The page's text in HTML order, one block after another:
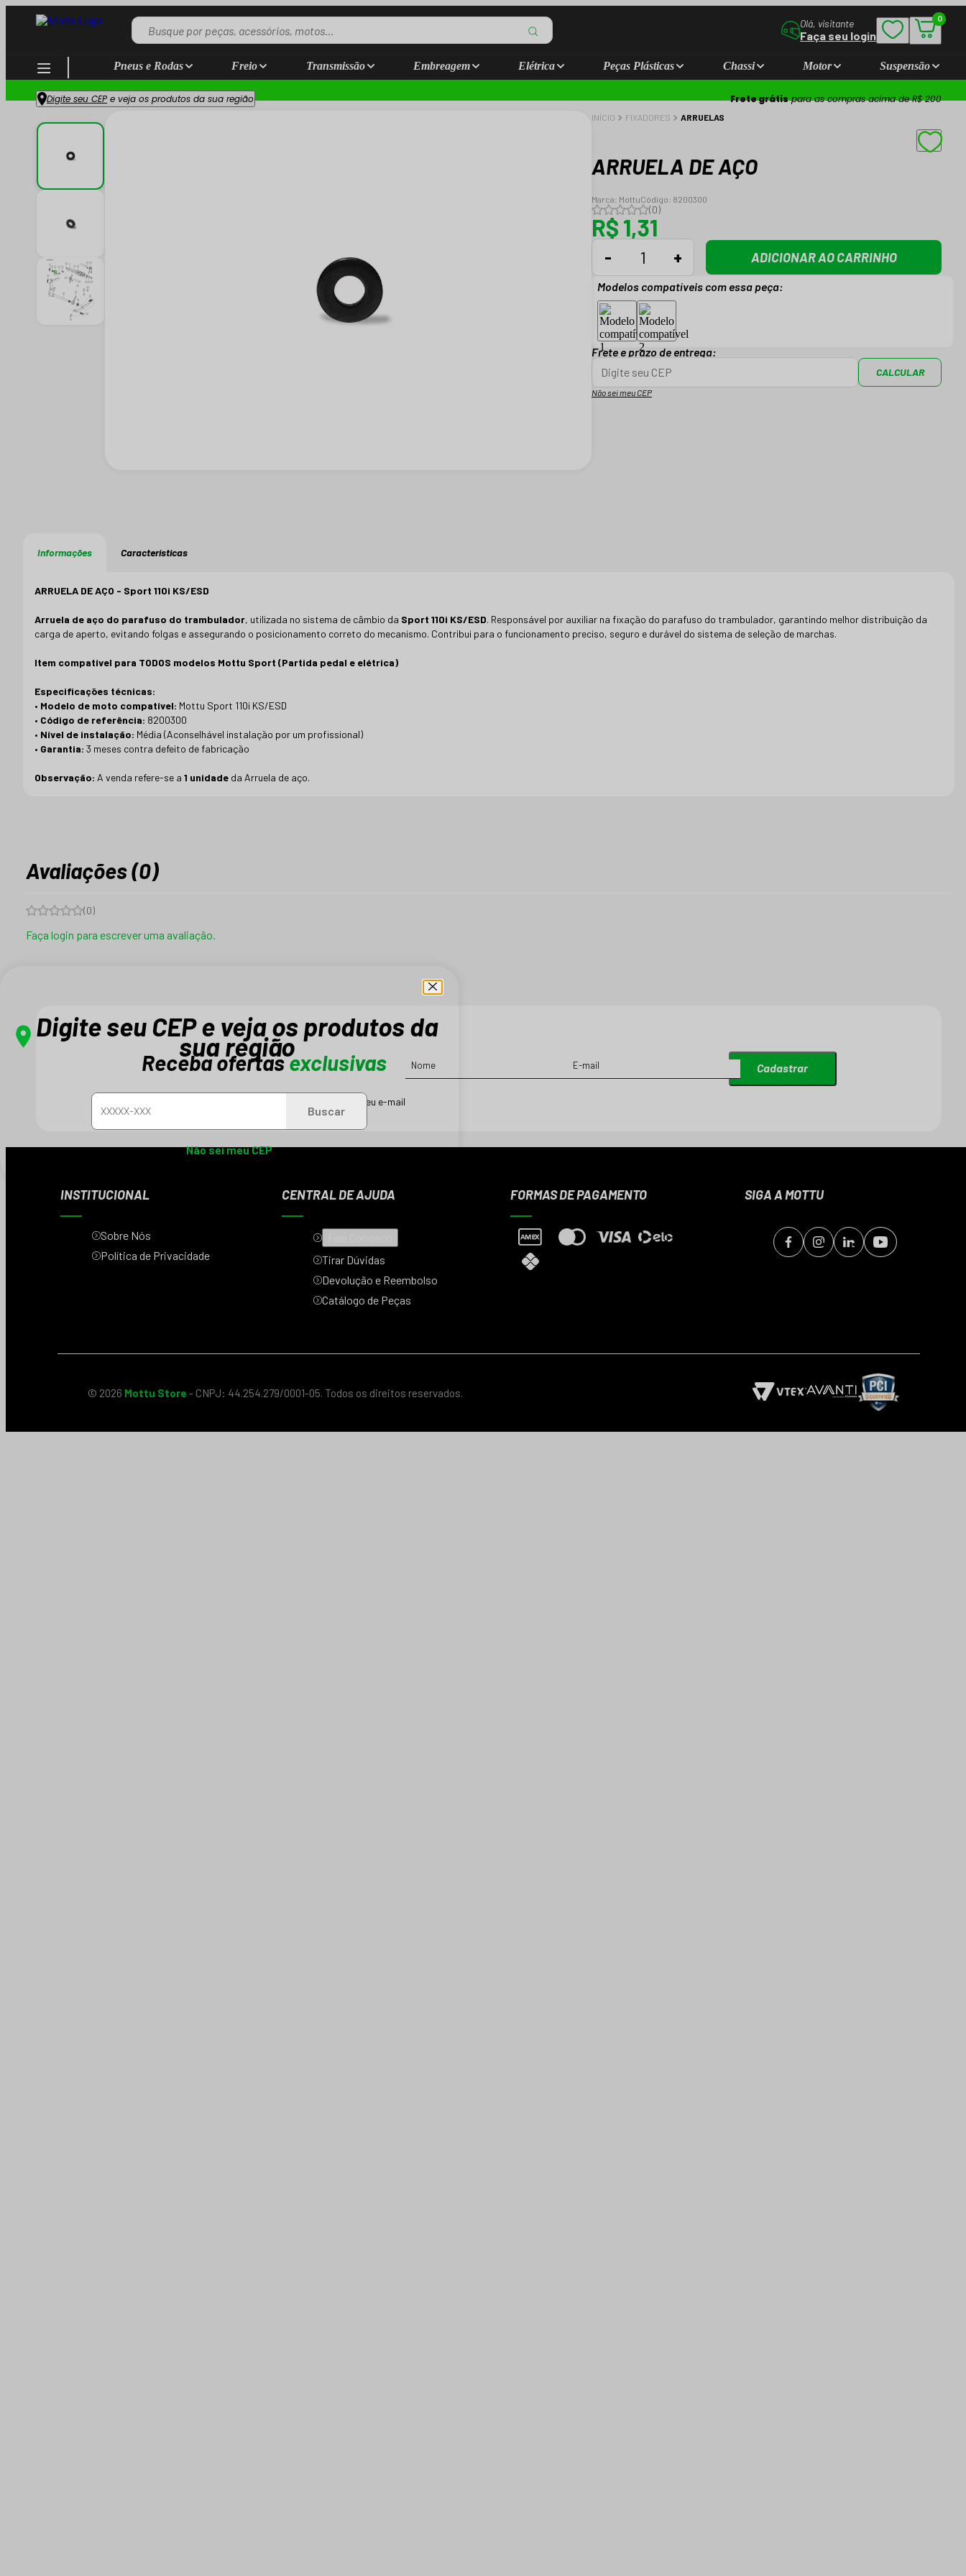
Olá, visitante
Faça seu login
0
Pneus e Rodas Freio Transmissão Embreagem Elétrica Peças Plásticas Chassi Motor Suspensão
Digite seu CEP e veja os produtos da sua região Frete grátispara as compras acima de R$ 200
INÍCIO FIXADORES ARRUELAS
ARRUELA DE AÇO
Marca: MottuCódigo: 8200300
(0)
R$ 1,31
- + ADICIONAR AO CARRINHO
Modelos compatíveis com essa peça:
Frete e prazo de entrega:
CALCULAR
Não sei meu CEP
Informações Características
ARRUELA DE AÇO - Sport 110i KS/ESD
Arruela de aço do parafuso do trambulador, utilizada no sistema de câmbio da Sport 110i KS/ESD. Responsável por auxiliar na fixação do parafuso do trambulador, garantindo melhor distribuição da
carga de aperto, evitando folgas e assegurando o posicionamento correto do mecanismo. Contribui para o funcionamento preciso, seguro e durável do sistema de seleção de marchas.
Item compatível para TODOS modelos Mottu Sport (Partida pedal e elétrica)
Especificações técnicas:
• Modelo de moto compatível: Mottu Sport 110i KS/ESD
• Código de referência: 8200300
• Nível de instalação: Média (Aconselhável instalação por um profissional)
• Garantia: 3 meses contra defeito de fabricação
Observação: A venda refere-se a 1 unidade da Arruela de aço.
Avaliações (0)
(0)
Faça login para escrever uma avaliação.
Receba ofertasexclusivas
Cadastre-se e receba novidades e promoções em seu e-mail
Cadastrar
INSTITUCIONAL
Sobre Nós
Política de Privacidade
CENTRAL DE AJUDA
Tirar Dúvidas
Devolução e Reembolso
Catálogo de Peças
FORMAS DE PAGAMENTO SIGA A MOTTU
© 2026 Mottu Store - CNPJ: 44.254.279/0001-05. Todos os direitos reservados.
Digite seu CEP e veja os produtos da
sua região
Buscar
Não sei meu CEP